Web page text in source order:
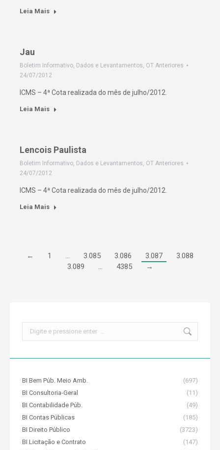
Leia Mais
Jau
Boletim Informativo, Dados e Levantamentos, OT Anteriores
24/07/2012
ICMS – 4ª Cota realizada do mês de julho/2012.
Leia Mais
Lencois Paulista
Boletim Informativo, Dados e Levantamentos, OT Anteriores
24/07/2012
ICMS – 4ª Cota realizada do mês de julho/2012.
Leia Mais
← 1 … 3.085 3.086 3.087
3.088
3.089
… 4385 →
BI Bem Púb. Meio Amb.
(697)
BI Consultoria-Geral
(11)
BI Contabilidade Púb.
(49)
BI Contas Públicas
(185)
BI Direito Público
(3723)
BI Licitação e Contrato
(147)